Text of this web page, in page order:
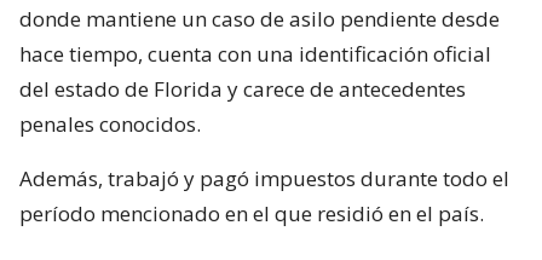
donde mantiene un caso de asilo pendiente desde
hace tiempo, cuenta con una identificación oficial
del estado de Florida y carece de antecedentes
penales conocidos.
Además, trabajó y pagó impuestos durante todo el
período mencionado en el que residió en el país.